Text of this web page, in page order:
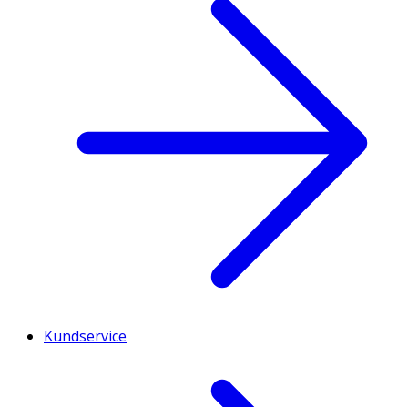
Kundservice